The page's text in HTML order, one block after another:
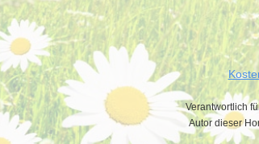
Verantwortlich
Autor dieser